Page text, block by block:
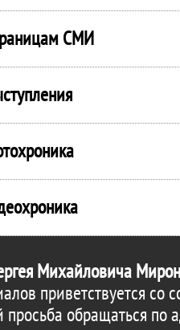
СМИ
Михайловича
приветствуется со
обращаться по